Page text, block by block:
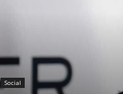
Social